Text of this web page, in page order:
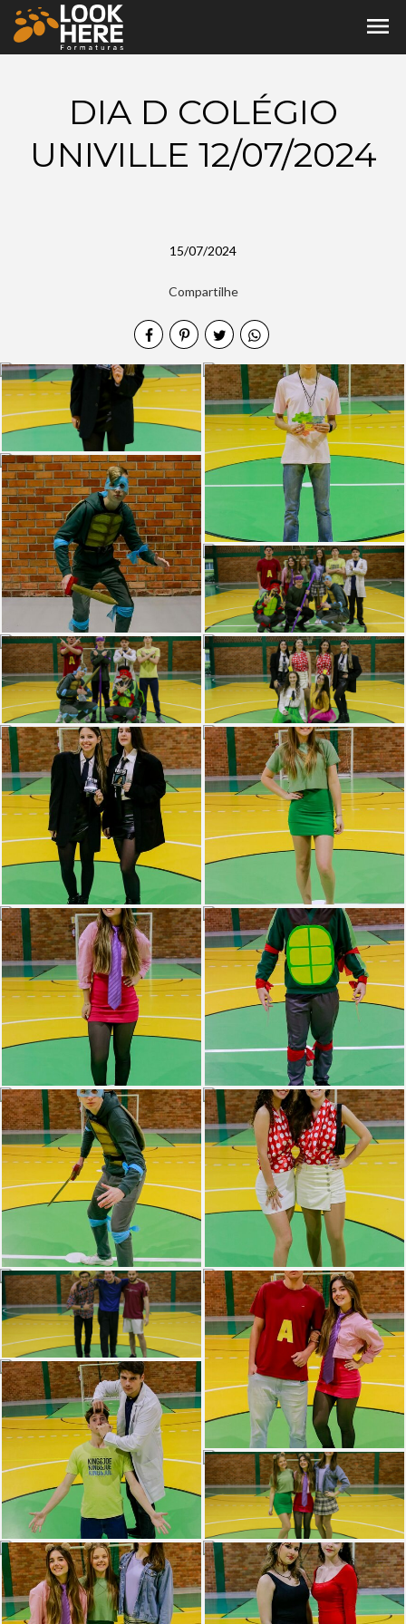
menu
DIA D COLÉGIO
UNIVILLE 12/07/2024
15/07/2024
Compartilhe